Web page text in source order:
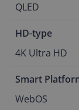
QLED
HD-type
4K Ultra HD
Smart
WebOS